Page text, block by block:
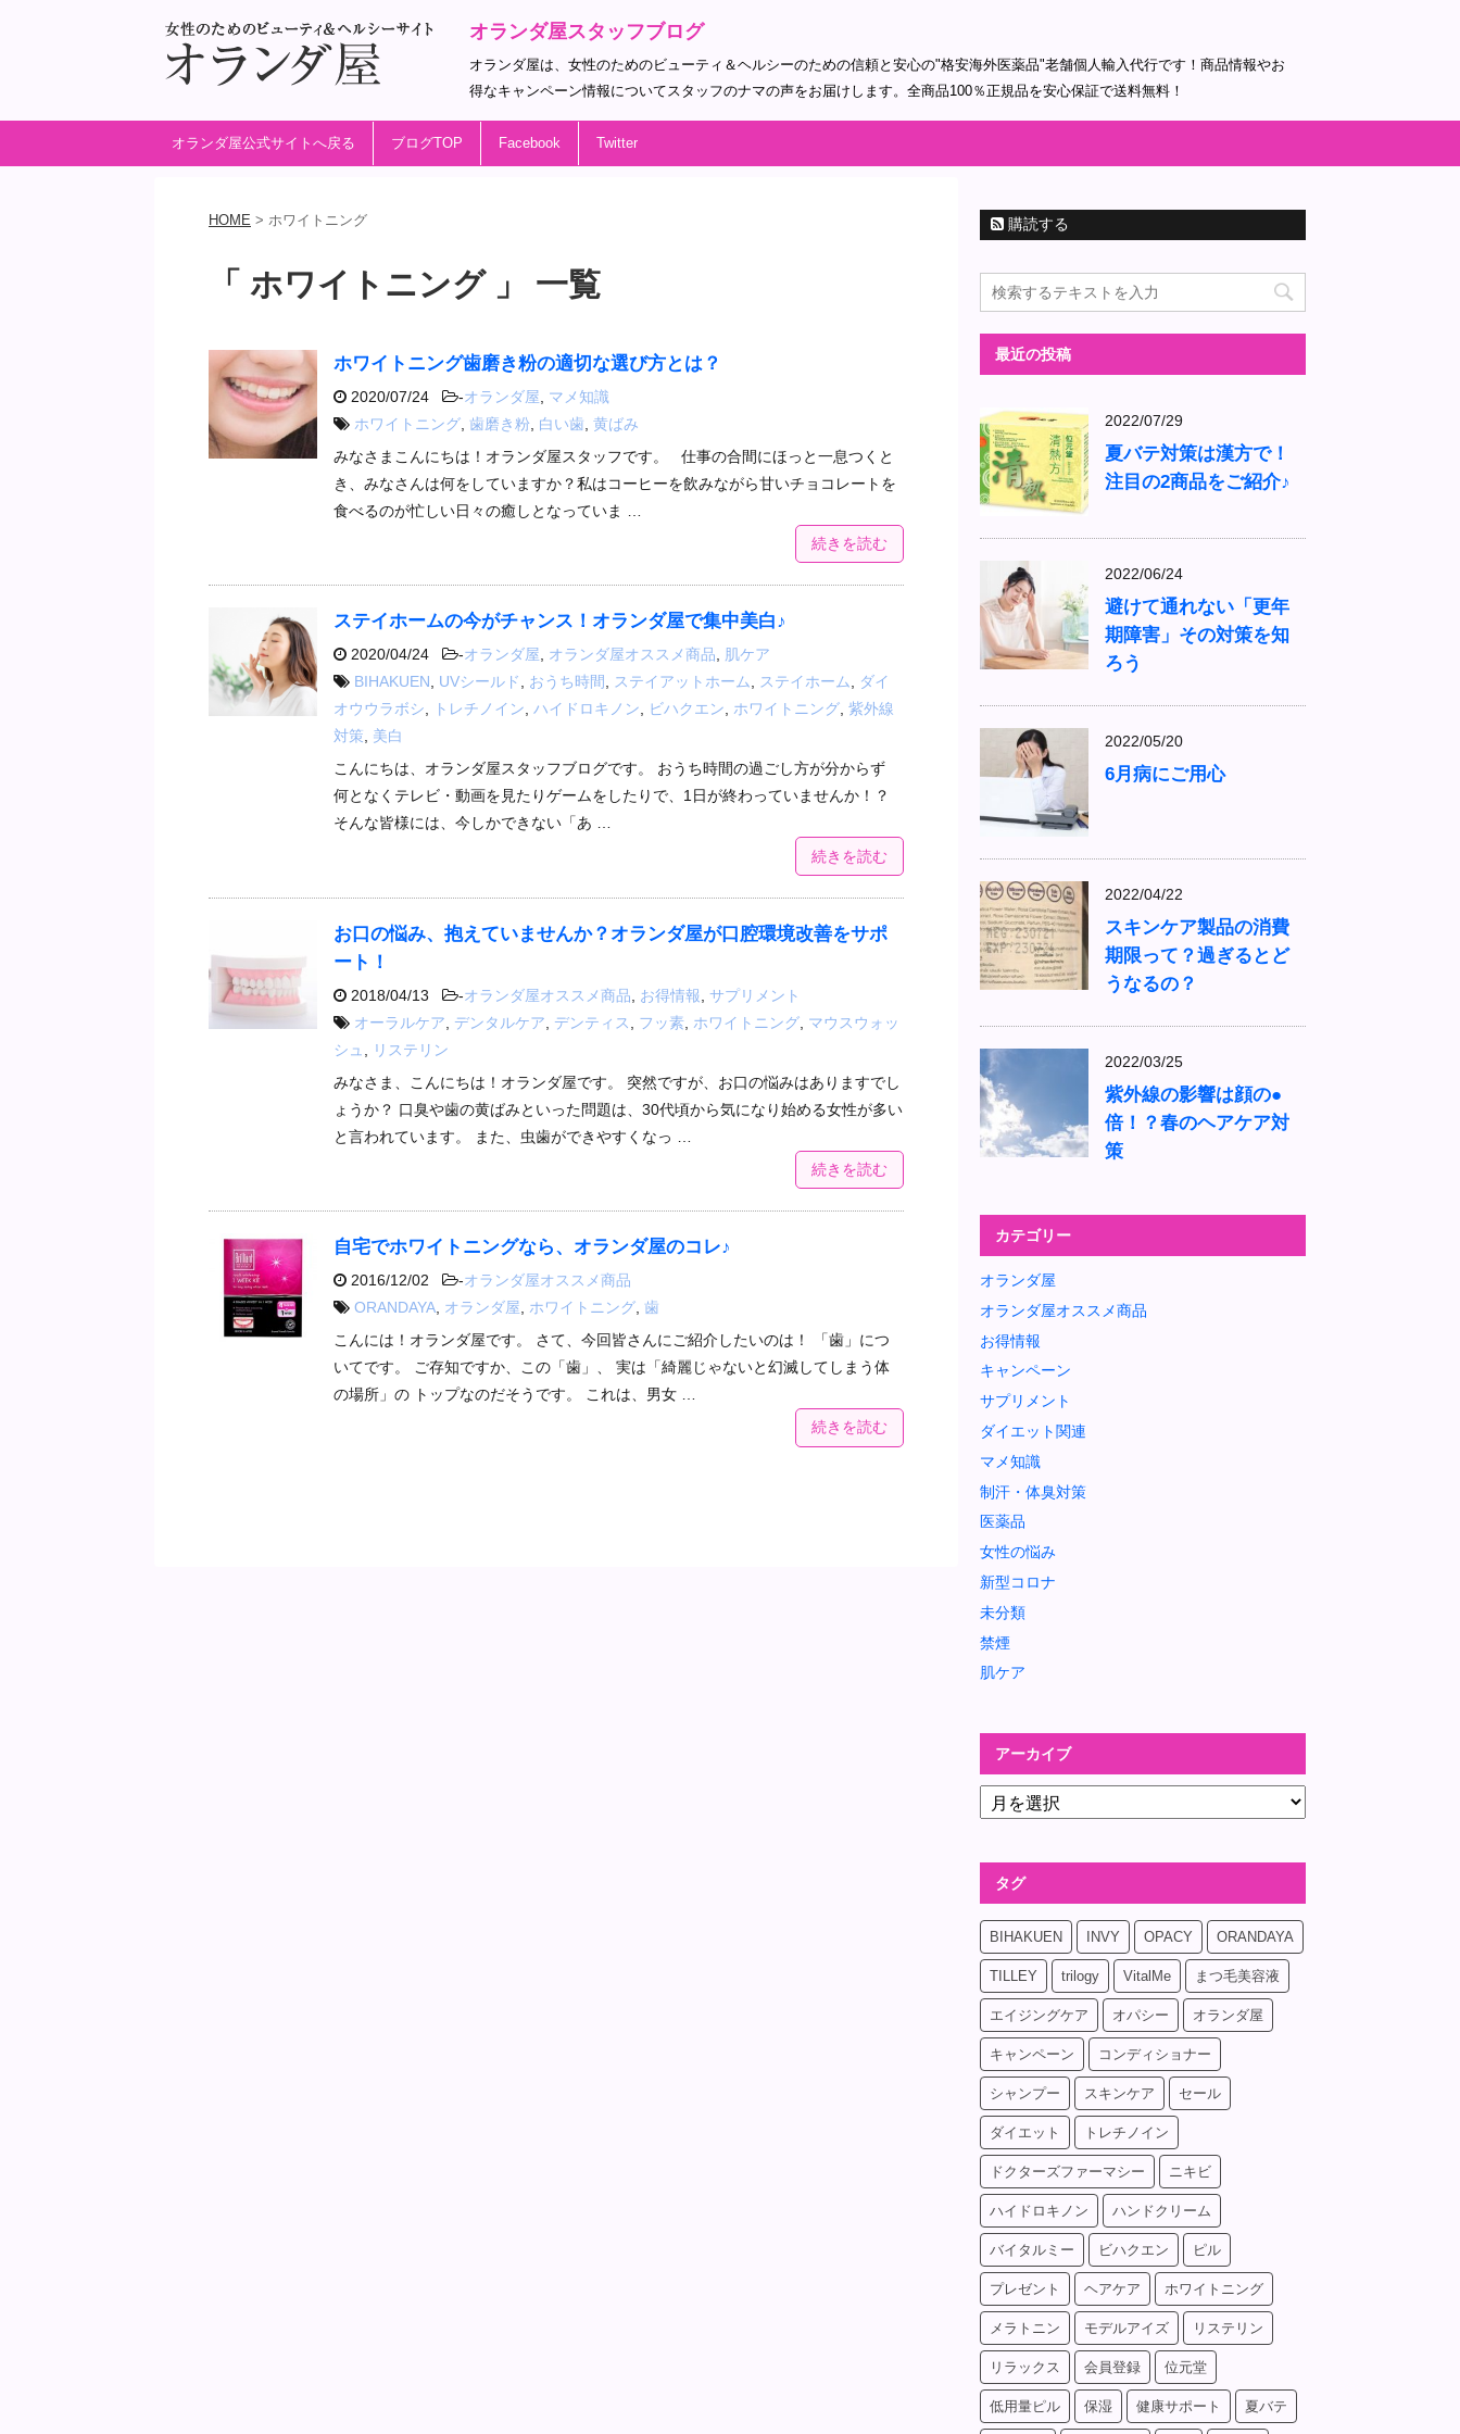
オランダ屋スタッフブログ
オランダ屋は、女性のためのビューティ＆ヘルシーのための信頼と安心の"格安海外医薬品"老舗個人輸入代行です！商品情報やお
得なキャンペーン情報についてスタッフのナマの声をお届けします。全商品100％正規品を安心保証で送料無料！
オランダ屋公式サイトへ戻る ブログTOP Facebook Twitter
HOME > ホワイトニング
「 ホワイトニング 」 一覧
ホワイトニング歯磨き粉の適切な選び方とは？
2020/07/24 -オランダ屋
マメ知識
ホワイトニング 歯磨き粉 白い歯 黄ばみ
みなさまこんにちは！オランダ屋スタッフです。 仕事の合間にほっと一息つくと
き、みなさんは何をしていますか？私はコーヒーを飲みながら甘いチョコレートを
食べるのが忙しい日々の癒しとなっていま …
続きを読む
ステイホームの今がチャンス！オランダ屋で集中美白♪
2020/04/24 -オランダ屋, オランダ屋オススメ商品, 肌ケア
BIHAKUEN, UVシールド, おうち時間, ステイアットホーム, ステイホーム, ダイ
オウウラボシ, トレチノイン, ハイドロキノン, ビハクエン, ホワイトニング, 紫外線
対策, 美白
こんにちは、オランダ屋スタッフブログです。 おうち時間の過ごし方が分からず
何となくテレビ・動画を見たりゲームをしたりで、1日が終わっていませんか！？
そんな皆様には、今しかできない「あ …
続きを読む
お口の悩み、抱えていませんか？オランダ屋が口腔環境改善をサポ
ート！
2018/04/13 -オランダ屋オススメ商品 お得情報 サプリメント
オーラルケア
デンタルケア デンティス フッ素 ホワイトニング マウスウォッ
シュ
リステリン
みなさま、こんにちは！オランダ屋です。 突然ですが、お口の悩みはありますでし
ょうか？ 口臭や歯の黄ばみといった問題は、30代頃から気になり始める女性が多い
と言われています。 また、虫歯ができやすくなっ …
続きを読む
自宅でホワイトニングなら、オランダ屋のコレ♪
2016/12/02 -オランダ屋オススメ商品
ORANDAYA, オランダ屋, ホワイトニング, 歯
こんには！オランダ屋です。 さて、今回皆さんにご紹介したいのは！ 「歯」につ
いてです。 ご存知ですか、この「歯」、 実は「綺麗じゃないと幻滅してしまう体
の場所」の トップなのだそうです。 これは、男女 …
続きを読む
購読する
最近の投稿
2022/07/29
夏バテ対策は漢方で！
注目の2商品をご紹介♪
2022/06/24
避けて通れない「更年
期障害」その対策を知
ろう
2022/05/20
6月病にご用心
2022/04/22
スキンケア製品の消費
期限って？過ぎるとど
うなるの？
2022/03/25
紫外線の影響は顔の●
倍！？春のヘアケア対
策
カテゴリー
オランダ屋
オランダ屋オススメ商品
お得情報
キャンペーン
サプリメント
ダイエット関連
マメ知識
制汗・体臭対策
医薬品
女性の悩み
新型コロナ
未分類
禁煙
肌ケア
アーカイブ
タグ
BIHAKUEN INVY OPACY ORANDAYA
TILLEY trilogy VitalMe まつ毛美容液
エイジングケア オパシー オランダ屋
キャンペーン コンディショナー
シャンプー スキンケア セール
ダイエット トレチノイン
ドクターズファーマシー ニキビ
ハイドロキノン ハンドクリーム
バイタルミー ビハクエン ピル
プレゼント ヘアケア ホワイトニング
メラトニン モデルアイズ リステリン
リラックス 会員登録 位元堂
低用量ピル 保湿 健康サポート 夏バテ